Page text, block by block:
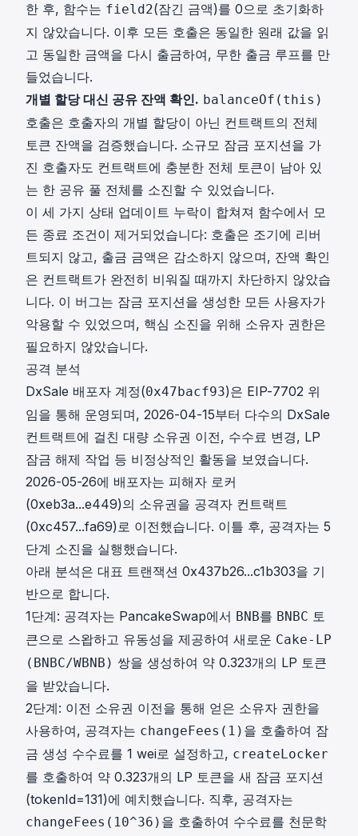
한 후, 함수는 field2(잠긴 금액)를 0으로 초기화하
지 않았습니다. 이후 모든 호출은 동일한 원래 값을 읽
고 동일한 금액을 다시 출금하여, 무한 출금 루프를 만
들었습니다.
개별 할당 대신 공유 잔액 확인. balanceOf(this)
호출은 호출자의 개별 할당이 아닌 컨트랙트의 전체
토큰 잔액을 검증했습니다. 소규모 잠금 포지션을 가
진 호출자도 컨트랙트에 충분한 전체 토큰이 남아 있
는 한 공유 풀 전체를 소진할 수 있었습니다.
이 세 가지 상태 업데이트 누락이 합쳐져 함수에서 모
든 종료 조건이 제거되었습니다: 호출은 조기에 리버
트되지 않고, 출금 금액은 감소하지 않으며, 잔액 확인
은 컨트랙트가 완전히 비워질 때까지 차단하지 않았습
니다. 이 버그는 잠금 포지션을 생성한 모든 사용자가
악용할 수 있었으며, 핵심 소진을 위해 소유자 권한은
필요하지 않았습니다.
공격 분석
DxSale 배포자 계정(0x47bacf93)은 EIP-7702 위
임을 통해 운영되며, 2026-04-15부터 다수의 DxSale
컨트랙트에 걸친 대량 소유권 이전, 수수료 변경, LP
잠금 해제 작업 등 비정상적인 활동을 보였습니다.
2026-05-26에 배포자는 피해자 로커
(0xeb3a...e449)의 소유권을 공격자 컨트랙트
(0xc457...fa69)로 이전했습니다. 이틀 후, 공격자는 5
단계 소진을 실행했습니다.
아래 분석은 대표 트랜잭션 0x437b26...c1b303을 기
반으로 합니다.
1단계: 공격자는 PancakeSwap에서 BNB를 BNBC 토
큰으로 스왑하고 유동성을 제공하여 새로운 Cake-LP
(BNBC/WBNB) 쌍을 생성하여 약 0.323개의 LP 토큰
을 받았습니다.
2단계: 이전 소유권 이전을 통해 얻은 소유자 권한을
사용하여, 공격자는 changeFees(1) 을 호출하여 잠
금 생성 수수료를 1 wei로 설정하고, createLocker
를 호출하여 약 0.323개의 LP 토큰을 새 잠금 포지션
(tokenId=131)에 예치했습니다. 직후, 공격자는
changeFees(10^36) 을 호출하여 수수료를 천문학